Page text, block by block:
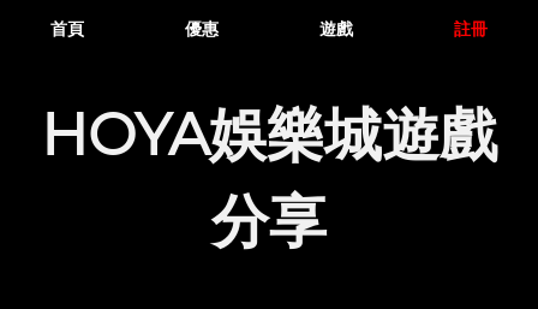
首頁 優惠 遊戲 註冊
HOYA娛樂城遊戲
分享